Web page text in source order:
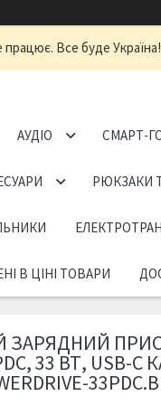
працює. Все буде Україна!
АУДІО СМАРТ-
РЮКЗАКИ
В ЦІНІ ТОВАРИ
33 ВТ, USB-C